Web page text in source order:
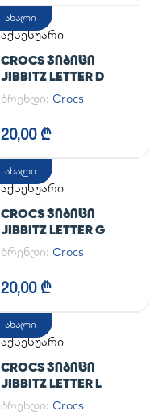
ახალი
აქსესუარი
CROCS ᲯᲘᲑᲘᲪᲘ
JIBBITZ LETTER D
ბრენდი: Crocs
20,00 ₾
ახალი
აქსესუარი
CROCS ᲯᲘᲑᲘᲪᲘ
JIBBITZ LETTER G
ბრენდი: Crocs
20,00 ₾
ახალი
აქსესუარი
CROCS ᲯᲘᲑᲘᲪᲘ
JIBBITZ LETTER L
ბრენდი: Crocs